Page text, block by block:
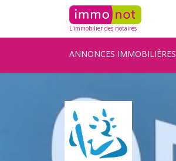
L'immobilier des notaires
ANNONCES IMMOBILIÈRES